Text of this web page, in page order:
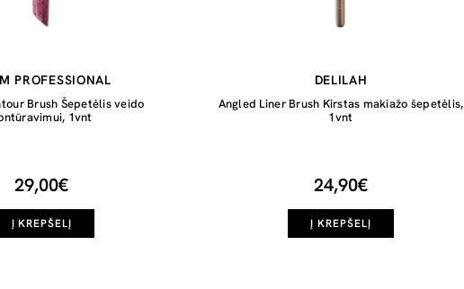
PROFESSIONAL
Brush Šepetėlis veido
1vnt
29,00€
Į KREPŠELĮ
DELILAH
Angled Liner Brush Kirstas makiažo šepetėlis,
1vnt
24,90€
Į KREPŠELĮ